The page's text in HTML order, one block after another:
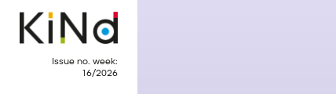
Issue no. week:
16/2026